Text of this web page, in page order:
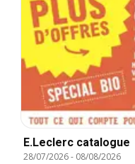
E.Leclerc catalogue
28/07/2026- 08/08/2026